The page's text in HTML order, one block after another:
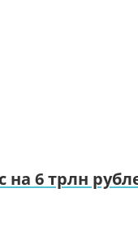
на 6 трлн